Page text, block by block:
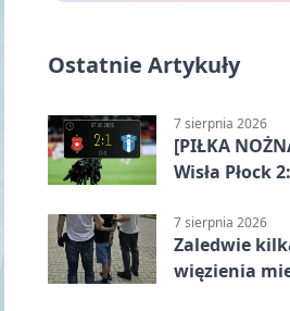
Ostatnie Artykuły
7 sierpnia 2026
[PIŁKA
Wisła Płock
rozstrzygnęli
7 sierpnia 2026
Zaledwie
więzienia